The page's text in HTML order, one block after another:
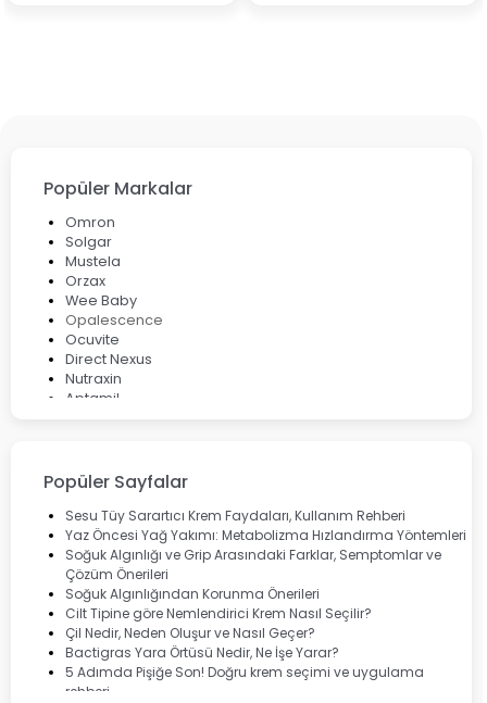
Popüler Markalar
Omron
Solgar
Mustela
Orzax
Wee Baby
Opalescence
Ocuvite
Direct Nexus
Nutraxin
Aptamil
Lansinoh
Cebrolux
Dermoskin
Marvis
Rcfarma
Popüler Sayfalar
Sesu Tüy Sarartıcı Krem Faydaları, Kullanım Rehberi
Yaz Öncesi Yağ Yakımı: Metabolizma Hızlandırma Yöntemleri
Soğuk Algınlığı ve Grip Arasındaki Farklar, Semptomlar ve
Çözüm Önerileri
Soğuk Algınlığından Korunma Önerileri
Cilt Tipine göre Nemlendirici Krem Nasıl Seçilir?
Çil Nedir, Neden Oluşur ve Nasıl Geçer?
Bactigras Yara Örtüsü Nedir, Ne İşe Yarar?
5 Adımda Pişiğe Son! Doğru krem seçimi ve uygulama
rehberi